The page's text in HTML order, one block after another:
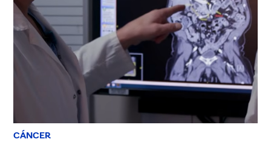
CÁNCER